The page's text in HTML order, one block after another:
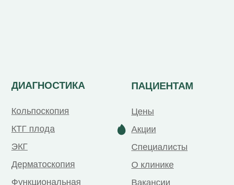
ДИАГНОСТИКА ПАЦИЕНТАМ
Кольпоскопия
КТГ плода
ЭКГ
Дерматоскопия
Функциональная
О клинике
Вакансии
Цены
Специалисты
Акции